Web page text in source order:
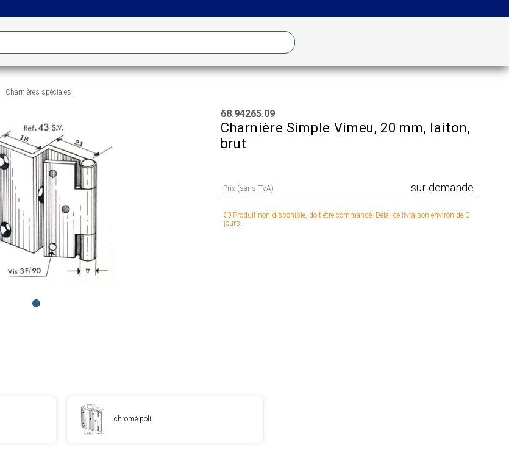
Charnières spéciales
68.94265.09
Charnière Simple Vimeu, 20 mm, laiton,
brut
Prix (sans TVA) sur demande
Produit non disponible, doit être commandé. Délai de livraison environ de 0
jours.
chromé poli